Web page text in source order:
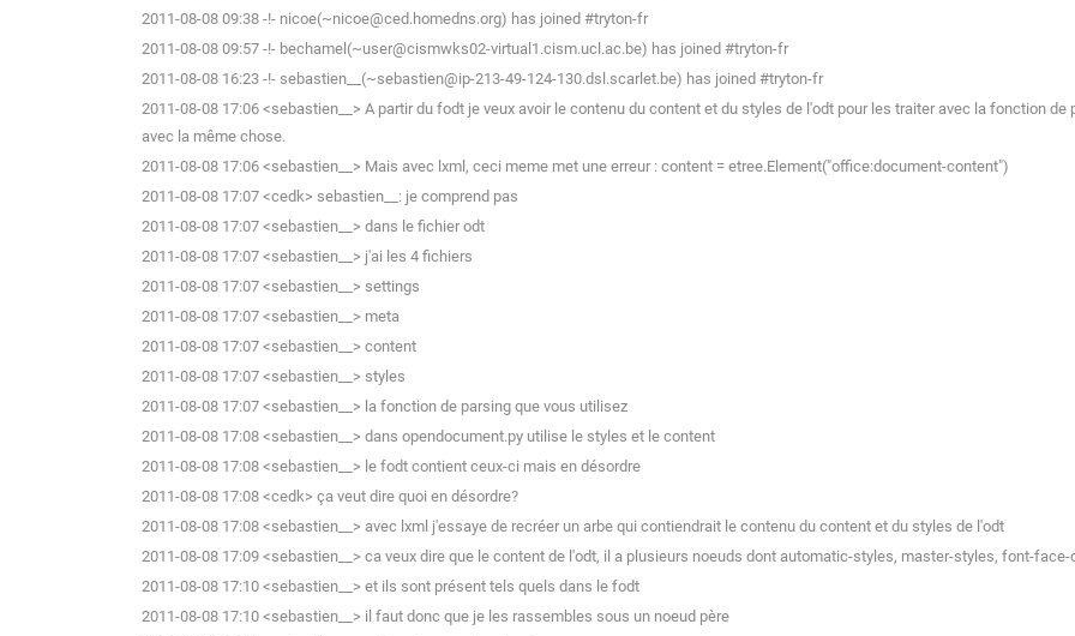
2011-08-08 09:38 -!- nicoe(~nicoe@ced.homedns.org) has joined #tryton-fr
2011-08-08 09:57 -!- bechamel(~user@cismwks02-virtual1.cism.ucl.ac.be) has joined #tryton-fr
2011-08-08 16:23 -!- sebastien__(~sebastien@ip-213-49-124-130.dsl.scarlet.be) has joined #tryton-fr
2011-08-08 17:06 <sebastien__> A partir du fodt je veux avoir le contenu du content et du styles de l'odt pour les traiter avec la fonction
avec la même chose.
2011-08-08 17:06 <sebastien__> Mais avec lxml, ceci meme met une erreur : content = etree.Element("office:document-content")
2011-08-08 17:07 <cedk> sebastien__: je comprend pas
2011-08-08 17:07 <sebastien__> dans le fichier odt
2011-08-08 17:07 <sebastien__> j'ai les 4 fichiers
2011-08-08 17:07 <sebastien__> settings
2011-08-08 17:07 <sebastien__> meta
2011-08-08 17:07 <sebastien__> content
2011-08-08 17:07 <sebastien__> styles
2011-08-08 17:07 <sebastien__> la fonction de parsing que vous utilisez
2011-08-08 17:08 <sebastien__> dans opendocument.py utilise le styles et le content
2011-08-08 17:08 <sebastien__> le fodt contient ceux-ci mais en désordre
2011-08-08 17:08 <cedk> ça veut dire quoi en désordre?
2011-08-08 17:08 <sebastien__> avec lxml j'essaye de recréer un arbe qui contiendrait le contenu du content et du styles de l'odt
2011-08-08 17:09 <sebastien__> ca veux dire que le content de l'odt, il a plusieurs noeuds dont automatic-styles, master-styles, font-face-
2011-08-08 17:10 <sebastien__> et ils sont présent tels quels dans le fodt
2011-08-08 17:10 <sebastien__> il faut donc que je les rassembles sous un noeud père